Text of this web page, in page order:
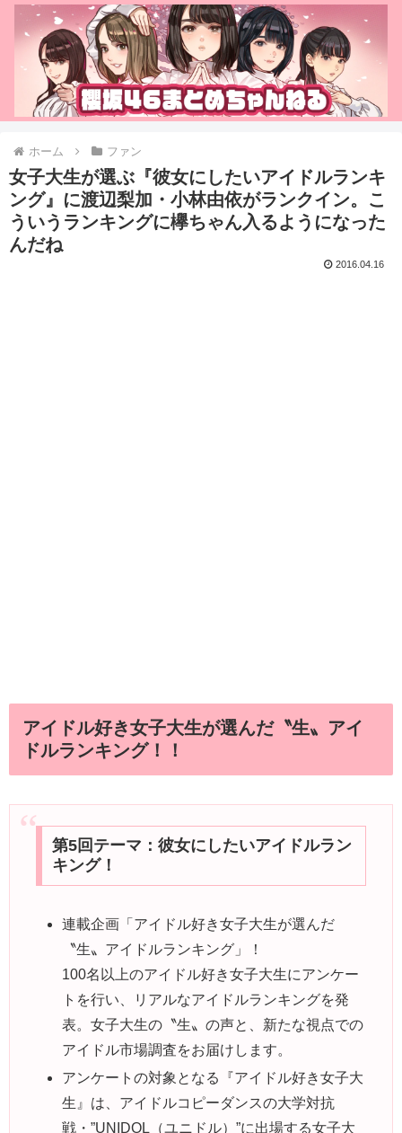
ホーム ファン
女子大生が選ぶ『彼女にしたいアイドルランキ
ング』に渡辺梨加・小林由依がランクイン。こ
ういうランキングに欅ちゃん入るようになった
んだね
2016.04.16
アイドル好き女子大生が選んだ〝生〟アイ
ドルランキング！！
第5回テーマ：彼女にしたいアイドルラン
キング！
連載企画「アイドル好き女子大生が選んだ
〝生〟アイドルランキング」！
100名以上のアイドル好き女子大生にアンケー
トを行い、リアルなアイドルランキングを発
表。女子大生の〝生〟の声と、新たな視点での
アイドル市場調査をお届けします。
アンケートの対象となる『アイドル好き女子大
生』は、アイドルコピーダンスの大学対抗
戦・”UNIDOL（ユニドル）”に出場する女子大